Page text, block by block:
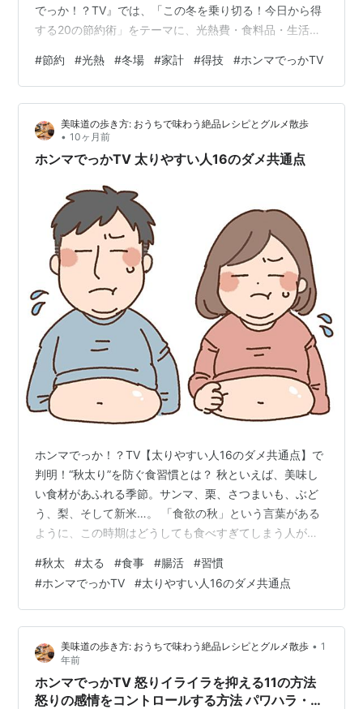
でっか！？TV』では、「この冬を乗り切る！今日から得
する20の節約術」をテーマに、光熱費・食料品・生活用
ま、レギュラーの加藤綾子アナウンサーと、評論家軍団
が日常にすぐ使える節約テクを徹底紹介しました。 🏠 こ
の冬、家計がピンチに！ 政府による電気・ガス代補助金
が9月で終了し、10月からは電気料金・ガス代が実質値上
げ。 さらに、食料品の再値上げが全国で続出。光熱費・
食費・ガ…
#節約 #光熱 #冬場 #家計 #得技 #ホンマでっかTV
美味道の歩き方: おうちで味わう絶品レシピとグルメ散歩
• 10ヶ月前
ホンマでっかTV 太りやすい人16のダメ共通点
ホンマでっか！？TV【太りやすい人16のダメ共通点】で
判明！“秋太り”を防ぐ食習慣とは？ 秋といえば、美味し
い食材があふれる季節。サンマ、栗、さつまいも、ぶど
う、梨、そして新米…。 「食欲の秋」という言葉がある
ように、この時期はどうしても食べすぎてしまう人が多
太る”**と回答しています。 そんな「秋太り」の原因と、
太りやすい人がやってしまう16のNG習慣を、10月放送の
『ホンマでっか！？TV』が徹底検証！ 評論家たちの“ホ
ンマでっか情報”が飛び交い、横澤夏子さんの“脳腸も
み”体験も話題となりました。 🍁 秋はなぜ太る？理由は
「脳」と「食欲…
#秋太 #太る #食事 #腸活 #習慣
#ホンマでっかTV #太りやすい人16のダメ共通点
美味道の歩き方: おうちで味わう絶品レシピとグルメ散歩 • 1
年前
ホンマでっかTV 怒りイライラを抑える11の方法
怒りの感情をコントロールする方法 パワハラ・モ